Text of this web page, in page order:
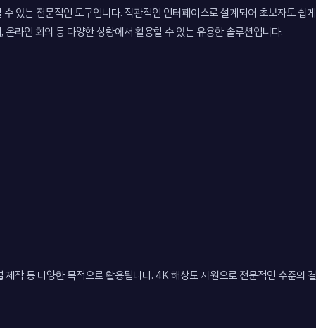
는 전문적인 도구입니다. 직관적인 인터페이스로 설계되어 초보자도 쉽게
라인 회의 등 다양한 상황에서 활용할 수 있는 유용한 솔루션입니다.
작 등 다양한 목적으로 활용됩니다. 4K 해상도 지원으로 전문적인 수준의 결